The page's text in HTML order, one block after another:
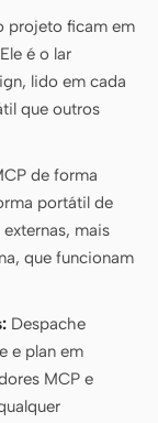
projeto ficam em
é o lar
lido em cada
que outros
de forma
portátil de
mais
que funcionam
Despache
e plan em
MCP e